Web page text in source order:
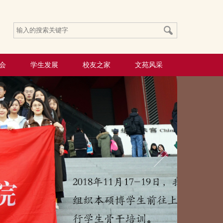
学生发展 校友之家 文苑风采